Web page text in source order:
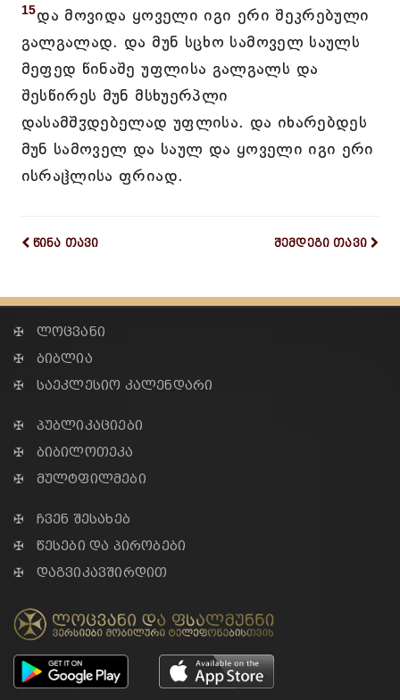
15და მოვიდა ყოველი იგი ერი შეკრებული
გალგალად. და მუნ სცხო სამოველ საულს
მეფედ წინაშე უფლისა გალგალს და
შესწირეს მუნ მსხუერპლი
დასამშჳდებელად უფლისა. და იხარებდეს
მუნ სამოველ და საულ და ყოველი იგი ერი
ისრაჱლისა ფრიად.
წინა თავი შემდეგი თავი
✠ ლოცვანი
✠ ბიბლია
✠ საეკლესიო კალენდარი
✠ პუბლიკაციები
✠ ბიბილოთეკა
✠ მულტფილმები
✠ ჩვენ შესახებ
✠ წესები და პირობები
✠ დაგვიკავშირდით